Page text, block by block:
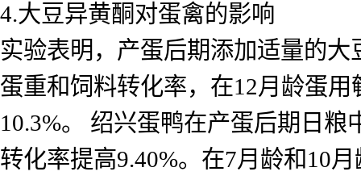
4.大豆异黄酮对蛋禽的影响
实验表明，产蛋后期添加适量的
蛋重和饲料转化率，在12月龄蛋
10.3%。 绍兴蛋鸭在产蛋后期日
转化率提高9.40%。在7月龄和10